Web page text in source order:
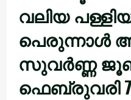
വലിയ
പെരുന്നാൾ
സുവർണ്ണ
ഫെബ്രുവരി